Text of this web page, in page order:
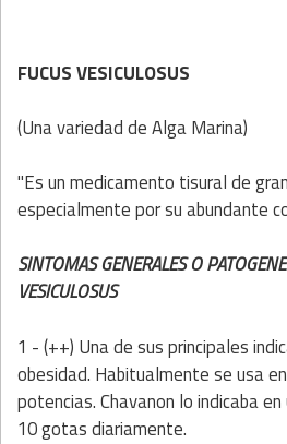
FUCUS VESICULOSUS
(Una variedad de Alga Marina)
"Es un medicamento tisural de
especialmente por su abundante
SINTOMAS GENERALES O
VESICULOSUS
1 - (++) Una de sus principales
obesidad. Habitualmente se usa
potencias. Chavanon lo indicaba
10 gotas diariamente.